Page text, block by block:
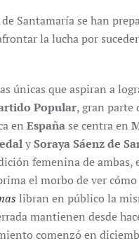
Santamaría se han
la lucha por
únicas que aspiran a
Popular, gran parte
en España se centra en
ySoraya Sáenz de
femenina de ambas,
el morbo de ver cómo
libran en público la
mantienen desde
comenzó en